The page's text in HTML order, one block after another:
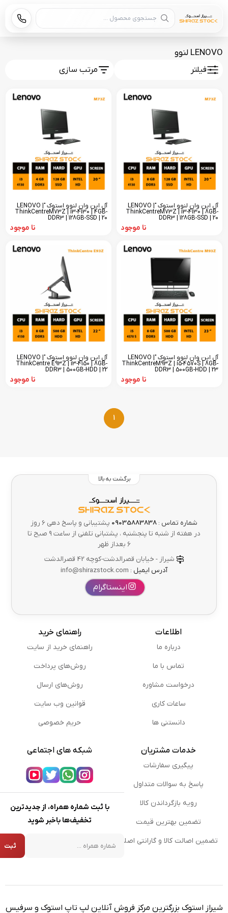
جستجوی محصول
LENOVO لنوو
فیلتر مرتب سازی
آل این وان لنوو استوک "LENOVO |
ThinkCentreM73Z | i3-4130 | 8GB-
DDR3 | 128GB-SSD | 20
نا موجود
آل این وان لنوو استوک "LENOVO |
ThinkCentreM73Z | i3-4130 | 4GB-
DDR3 | 128GB-SSD | 20
نا موجود
آل این وان لنوو استوک "LENOVO |
ThinkCentreM93Z | i5-4570S | 8GB-
DDR3 | 500GB-HDD | 23
نا موجود
آل این وان لنوو استوک "LENOVO |
ThinkCentre E93Z | i3-4150 | 8GB-
DDR3 | 500GB-HDD | 22
نا موجود
1
برگشت به بالا
شماره تماس : 09035883838
پشتیبانی و پاسخ دهی 6 روز
در هفته از شنبه تا پنجشنبه ، پشتبانی تلفنی از ساعت ۹ صبح تا
۶ بعداز ظهر
شیراز - خیابان قصرالدشت-کوچه 42 قصرالدشت
آدرس ایمیل :
اینستاگرام
اطلاعات
درباره ما
تماس با ما
درخواست مشاوره
ساعات کاری
دانستنی ها
راهنمای خرید
راهنمای خرید از سایت
روش‌های پرداخت
روش‌های ارسال
قوانین وب سایت
حریم خصوصی
خدمات مشتریان
پیگیری سفارشات
پاسخ به سوالات متداول
رویه بازگرداندن کالا
تضمین بهترین قیمت
تضمین اصالت کالا و گارانتی اصلی
شبکه های اجتماعی
با ثبت شماره همراه، از جدیدترین
تخفیف‌ها باخبر شوید
شماره همراه
ثبت
شیراز استوک بزرگترین مرکز فروش آنلاین لپ تاپ استوک و سرفیس